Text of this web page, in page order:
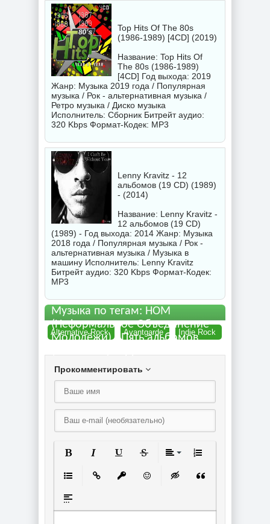
Top Hits Of The 80s
(1986-1989) [4CD] (2019)
Название: Top Hits Of
The 80s (1986-1989)
[4CD] Год выхода: 2019
Жанр: Музыка 2019 года / Популярная
музыка / Рок - альтернативная музыка /
Ретро музыка / Диско музыка
Исполнитель: Сборник Битрейт аудио:
320 Kbps Формат-Кодек: MP3
Lenny Kravitz - 12
альбомов (19 CD) (1989)
- (2014)
Название: Lenny Kravitz -
12 альбомов (19 CD)
(1989) - Год выхода: 2014 Жанр: Музыка
2018 года / Популярная музыка / Рок -
альтернативная музыка / Музыка в
машину Исполнитель: Lenny Kravitz
Битрейт аудио: 320 Kbps Формат-Кодек:
MP3
Музыка по тегам: НОМ
(Неформальное Объединение
Молодёжи) - Пять альбомов
Alternative Rock Avantgarde Indie Rock
Прокомментировать
ЗачеркнутыйВыравнивание
Вставка спойлера